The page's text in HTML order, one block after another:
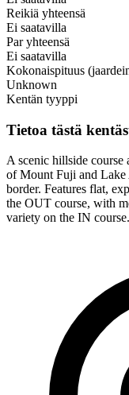
Reikiä yhteensä
Ei saatavilla
Par yhteensä
Ei saatavilla
Kokonaispituus
Unknown
Kentän tyyppi
Tietoa tästä
A scenic hillside
of Mount Fuji and Lake
border. Features flat,
the OUT course, with
variety on the IN course.